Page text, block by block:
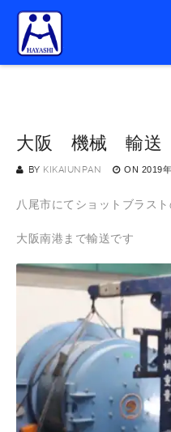
大阪 機械 輸送
BY KIKAIUNPAN ON 2019
八尾市にてショットブラス
大阪南港まで輸送です